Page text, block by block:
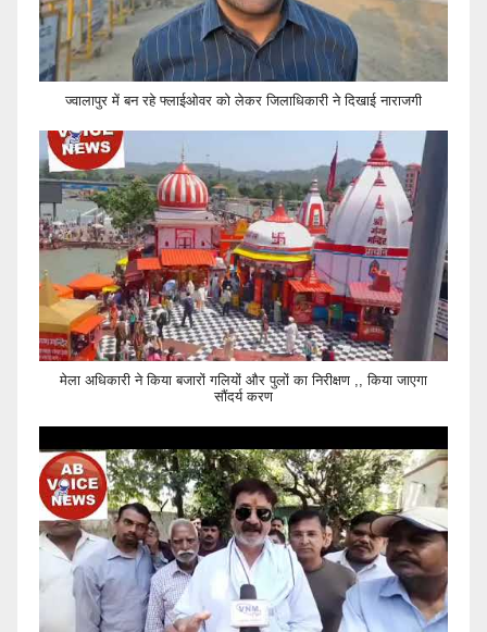
ज्वालापुर में बन रहे फ्लाईओवर को लेकर जिलाधिकारी ने दिखाई नाराजगी
मेला अधिकारी ने किया बजारों गलियों और पुलों का निरीक्षण ,, किया जाएगा
सौंदर्य करण